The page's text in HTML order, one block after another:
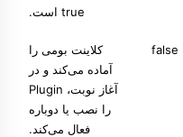
true است.
false
کلاینت بومی را
آماده می‌کند و در
آغاز نوبت، Plugin
را نصب یا دوباره
فعال می‌کند.